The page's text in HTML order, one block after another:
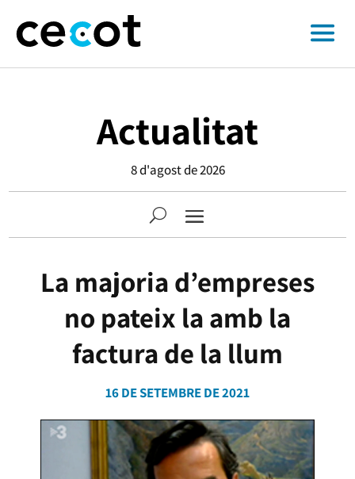
Actualitat
8 d'agost de 2026
La majoria d’empreses
no pateix la amb la
factura de la llum
16 DE SETEMBRE DE 2021